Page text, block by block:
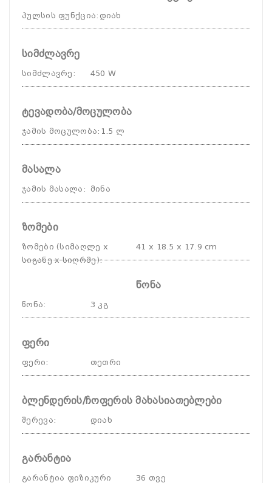
პულსის ფუნქცია: დიახ
სიმძლავრე
სიმძლავრე : 450 W
ტევადობა/მოცულობა
ჯამის მოცულობა: 1.5 ლ
მასალა
ჯამის მასალა : მინა
ზომები
ზომები (სიმაღლე x
სიგანე x სიღრმე):
41 x 18.5 x 17.9 cm
წონა
წონა: 3 კგ
ფერი
ფერი: თეთრი
ბლენდერის/ჩოფერის მახასიათებლები
შერევა: დიახ
გარანტია
გარანტია ფიზიკური
36 თვე